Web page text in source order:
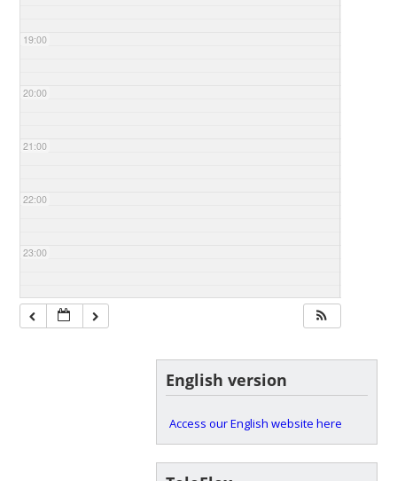
19:00
20:00
21:00
22:00
23:00
English version
Access our English website here